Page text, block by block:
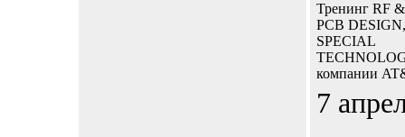
Тренинг RF
PCB DESIGN,
SPECIAL
компании
7